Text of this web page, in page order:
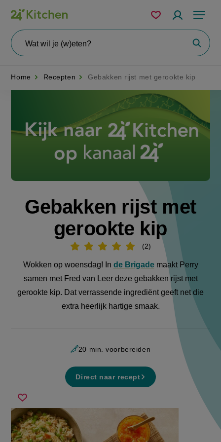
Overslaan
en
naar
de
Menu
wil
Mijn
bewaarde
Home Recepten Gebakken rijst met gerookte kip
Gebakken rijst met
gerookte kip
2
Beoordeel
'Gebakken
rijst
met
gerookte
Wokken op woensdag! In de Brigademaakt Perry
samen met Fred van Leer deze gebakken rijst met
gerookte kip. Dat verrassende ingrediënt geeft net die
extra heerlijk hartige smaak.
20 min. voorbereiden
Direct naar recept
Sla
recept
op
gebakken
rijst
met
gerookte
kip